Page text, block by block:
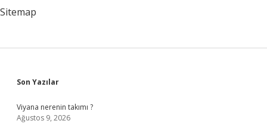
Sitemap
Sidebar
Son Yazılar
Viyana nerenin takımı ?
Ağustos 9, 2026